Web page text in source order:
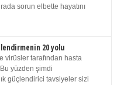
sorun elbette hayatını
20 yolu
virüsler tarafından hasta
yüzden şimdi
güçlendirici tavsiyeler sizi